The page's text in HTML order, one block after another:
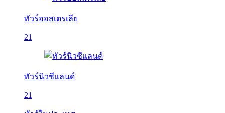
ทัวร์ออสเตรเลีย
21
ทัวร์นิวซีแลนด์
21